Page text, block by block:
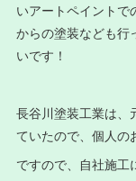
いアートペイントで
からの塗装なども行
いです！
長谷川塗装工業は、
ていたので、個人の
ですので、自社施工